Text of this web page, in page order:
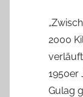
2000
1950er
Gulag